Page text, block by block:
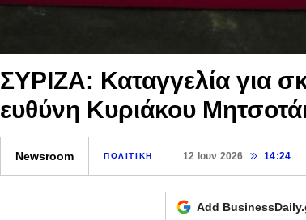
ΣΥΡΙΖΑ: Καταγγελία για
ευθύνη Κυριάκου
Newsroom ΠΟΛΙΤΙΚΗ 12 Ιουν 2026 14:24
Add